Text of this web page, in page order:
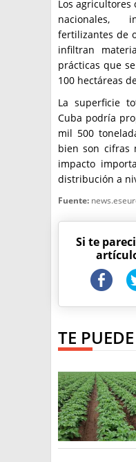
Los
nacionales,
fertilizantes de
infiltran
prácticas que
100 hectáreas
La superficie
Cuba podría
mil 500
bien son cifras
impacto
distribución a
Fuente:
Si te
TE